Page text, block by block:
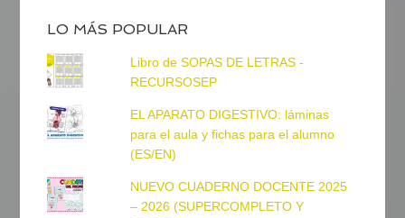
LO MÁS POPULAR
Libro de SOPAS DE LETRAS -
RECURSOSEP
EL APARATO DIGESTIVO: láminas
para el aula y fichas para el alumno
(ES/EN)
NUEVO CUADERNO DOCENTE 2025
– 2026 (SUPERCOMPLETO Y